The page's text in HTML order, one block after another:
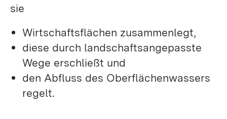
sie
Wirtschaftsflächen zusammenlegt,
diese durch landschaftsangepasste
Wege erschließt und
den Abfluss des Oberflächenwassers
regelt.